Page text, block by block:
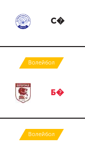
С�
Волейбол
Б�
Волейбол